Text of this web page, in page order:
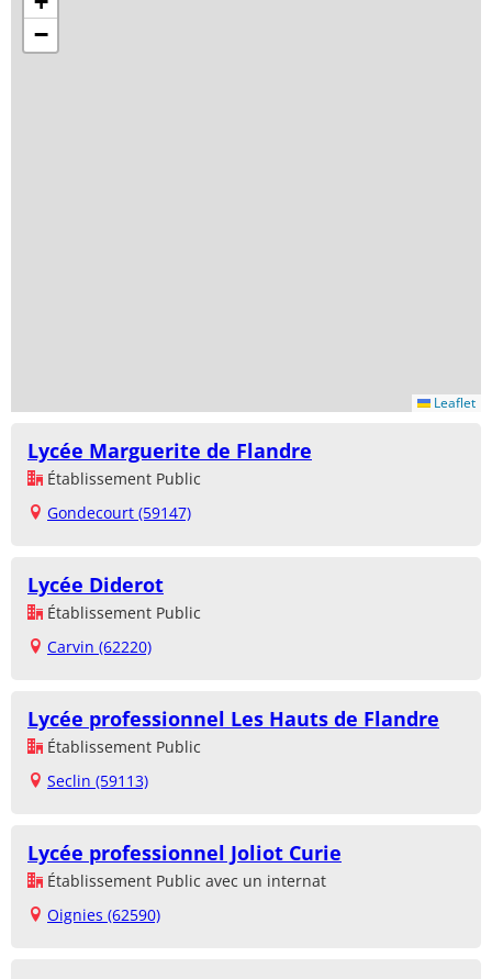
−
Leaflet
Lycée Marguerite de Flandre
Établissement Public
Gondecourt (59147)
Lycée Diderot
Établissement Public
Carvin (62220)
Lycée professionnel Les Hauts de Flandre
Établissement Public
Seclin (59113)
Lycée professionnel Joliot Curie
Établissement Public avec un internat
Oignies (62590)